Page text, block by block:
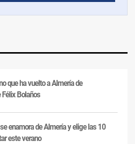
que ha vuelto a Almería de
Bolaños
enamora de Almería y elige las 10
este verano